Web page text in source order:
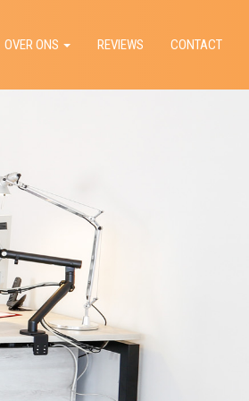
OVER ONS REVIEWS CONTACT